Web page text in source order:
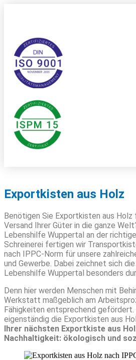
Exportkisten aus Holz
Benötigen Sie Exportkisten aus Holz
Versand Ihrer Güter in die ganze
Lebenshilfe Wuppertal an der
Schreinerei fertigen wir
nach IPPC-Norm für unsere
und Gewerbe. Dabei zeichnet sich
Lebenshilfe Wuppertal besonders
Denn hier werden Menschen mit
Werkstatt maßgeblich am
Fähigkeiten entsprechend
eigenständig die Exportkisten aus
Ihrer nächsten Exportkiste aus
Nachhaltigkeit: ökologisch und